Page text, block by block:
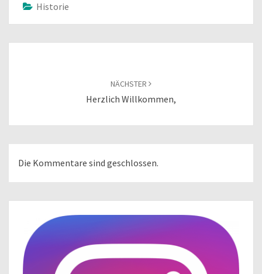
Historie
NÄCHSTER
Herzlich Willkommen,
Die Kommentare sind geschlossen.